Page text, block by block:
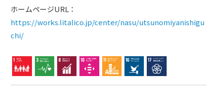
ホームページURL：
https://works.litalico.jp/center/nasu/utsunomiyanishigu
chi/